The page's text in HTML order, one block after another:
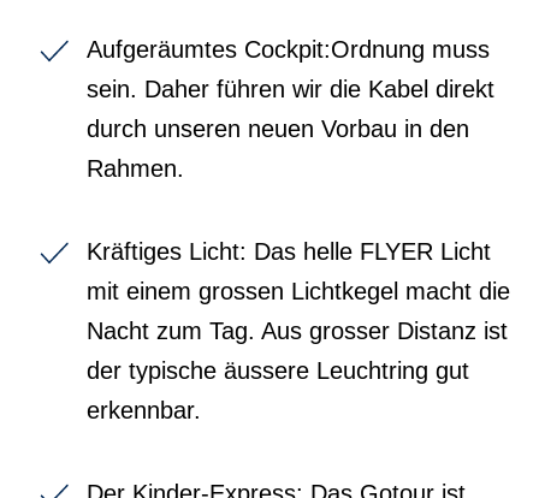
Aufgeräumtes Cockpit:Ordnung muss
sein. Daher führen wir die Kabel direkt
durch unseren neuen Vorbau in den
Rahmen.
Kräftiges Licht: Das helle FLYER Licht
mit einem grossen Lichtkegel macht die
Nacht zum Tag. Aus grosser Distanz ist
der typische äussere Leuchtring gut
erkennbar.